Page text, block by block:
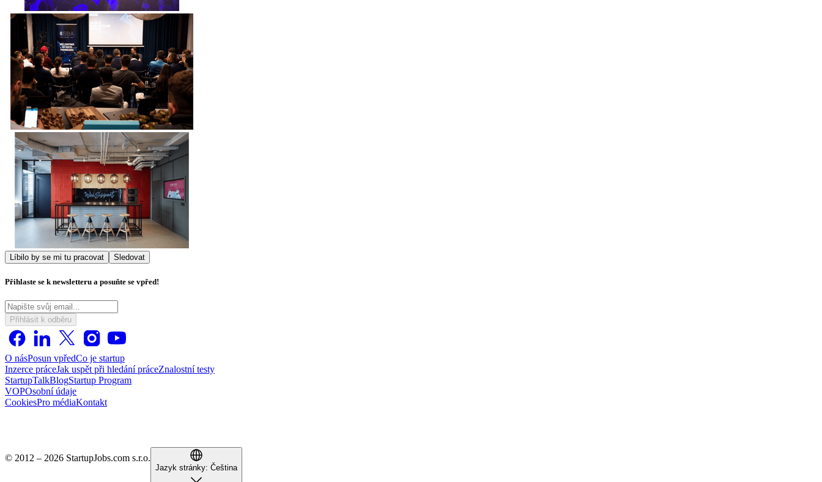
Líbilo by se mi tu pracovat Sledovat
Přihlaste se k newsletteru a posuňte se vpřed!
Přihlásit k odběru
O násPosun vpředCo je startup
Inzerce práceJak uspět při hledání práceZnalostní testy
StartupTalkBlogStartup Program
VOPOsobní údaje
CookiesPro médiaKontakt
© 2012 – 2026 StartupJobs.com s.r.o.
Jazyk stránky: Čeština